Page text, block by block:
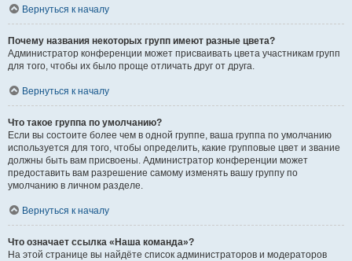
Вернуться к началу
Почему названия некоторых групп имеют разные цвета?
Администратор конференции может присваивать цвета участникам групп
для того, чтобы их было проще отличать друг от друга.
Вернуться к началу
Что такое группа по умолчанию?
Если вы состоите более чем в одной группе, ваша группа по умолчанию
используется для того, чтобы определить, какие групповые цвет и звание
должны быть вам присвоены. Администратор конференции может
предоставить вам разрешение самому изменять вашу группу по
умолчанию в личном разделе.
Вернуться к началу
Что означает ссылка «Наша команда»?
На этой странице вы найдёте список администраторов и модераторов